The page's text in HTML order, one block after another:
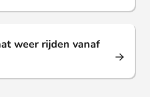
weer rijden vanaf